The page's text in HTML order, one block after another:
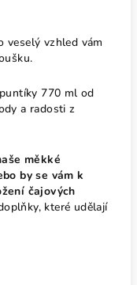
veselý vzhled vám
770 ml od
a radosti z
měkké
by se vám k
čajových
které udělají